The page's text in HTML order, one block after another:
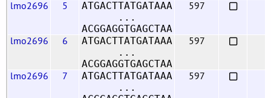
lmo2696 5
ATGACTTATGATAAA
...
ACGGAGGTGAGCTAA
597
lmo2696 6
ATGACTTATGATAAA
...
ACGGAGGTGAGCTAA
597
lmo2696 7
ATGACTTATGATAAA
...
597